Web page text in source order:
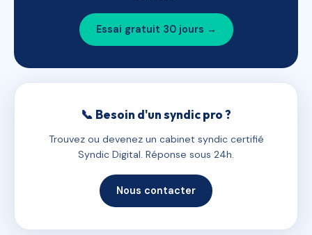
Essai gratuit 30 jours →
📞 Besoin d'un syndic pro ?
Trouvez ou devenez un cabinet syndic certifié
Syndic Digital. Réponse sous 24h.
Nous contacter